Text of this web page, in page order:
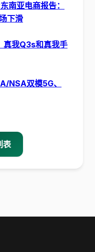
亚电商报告：
下滑
我Q3s和真我手
NSA双模5G、
表